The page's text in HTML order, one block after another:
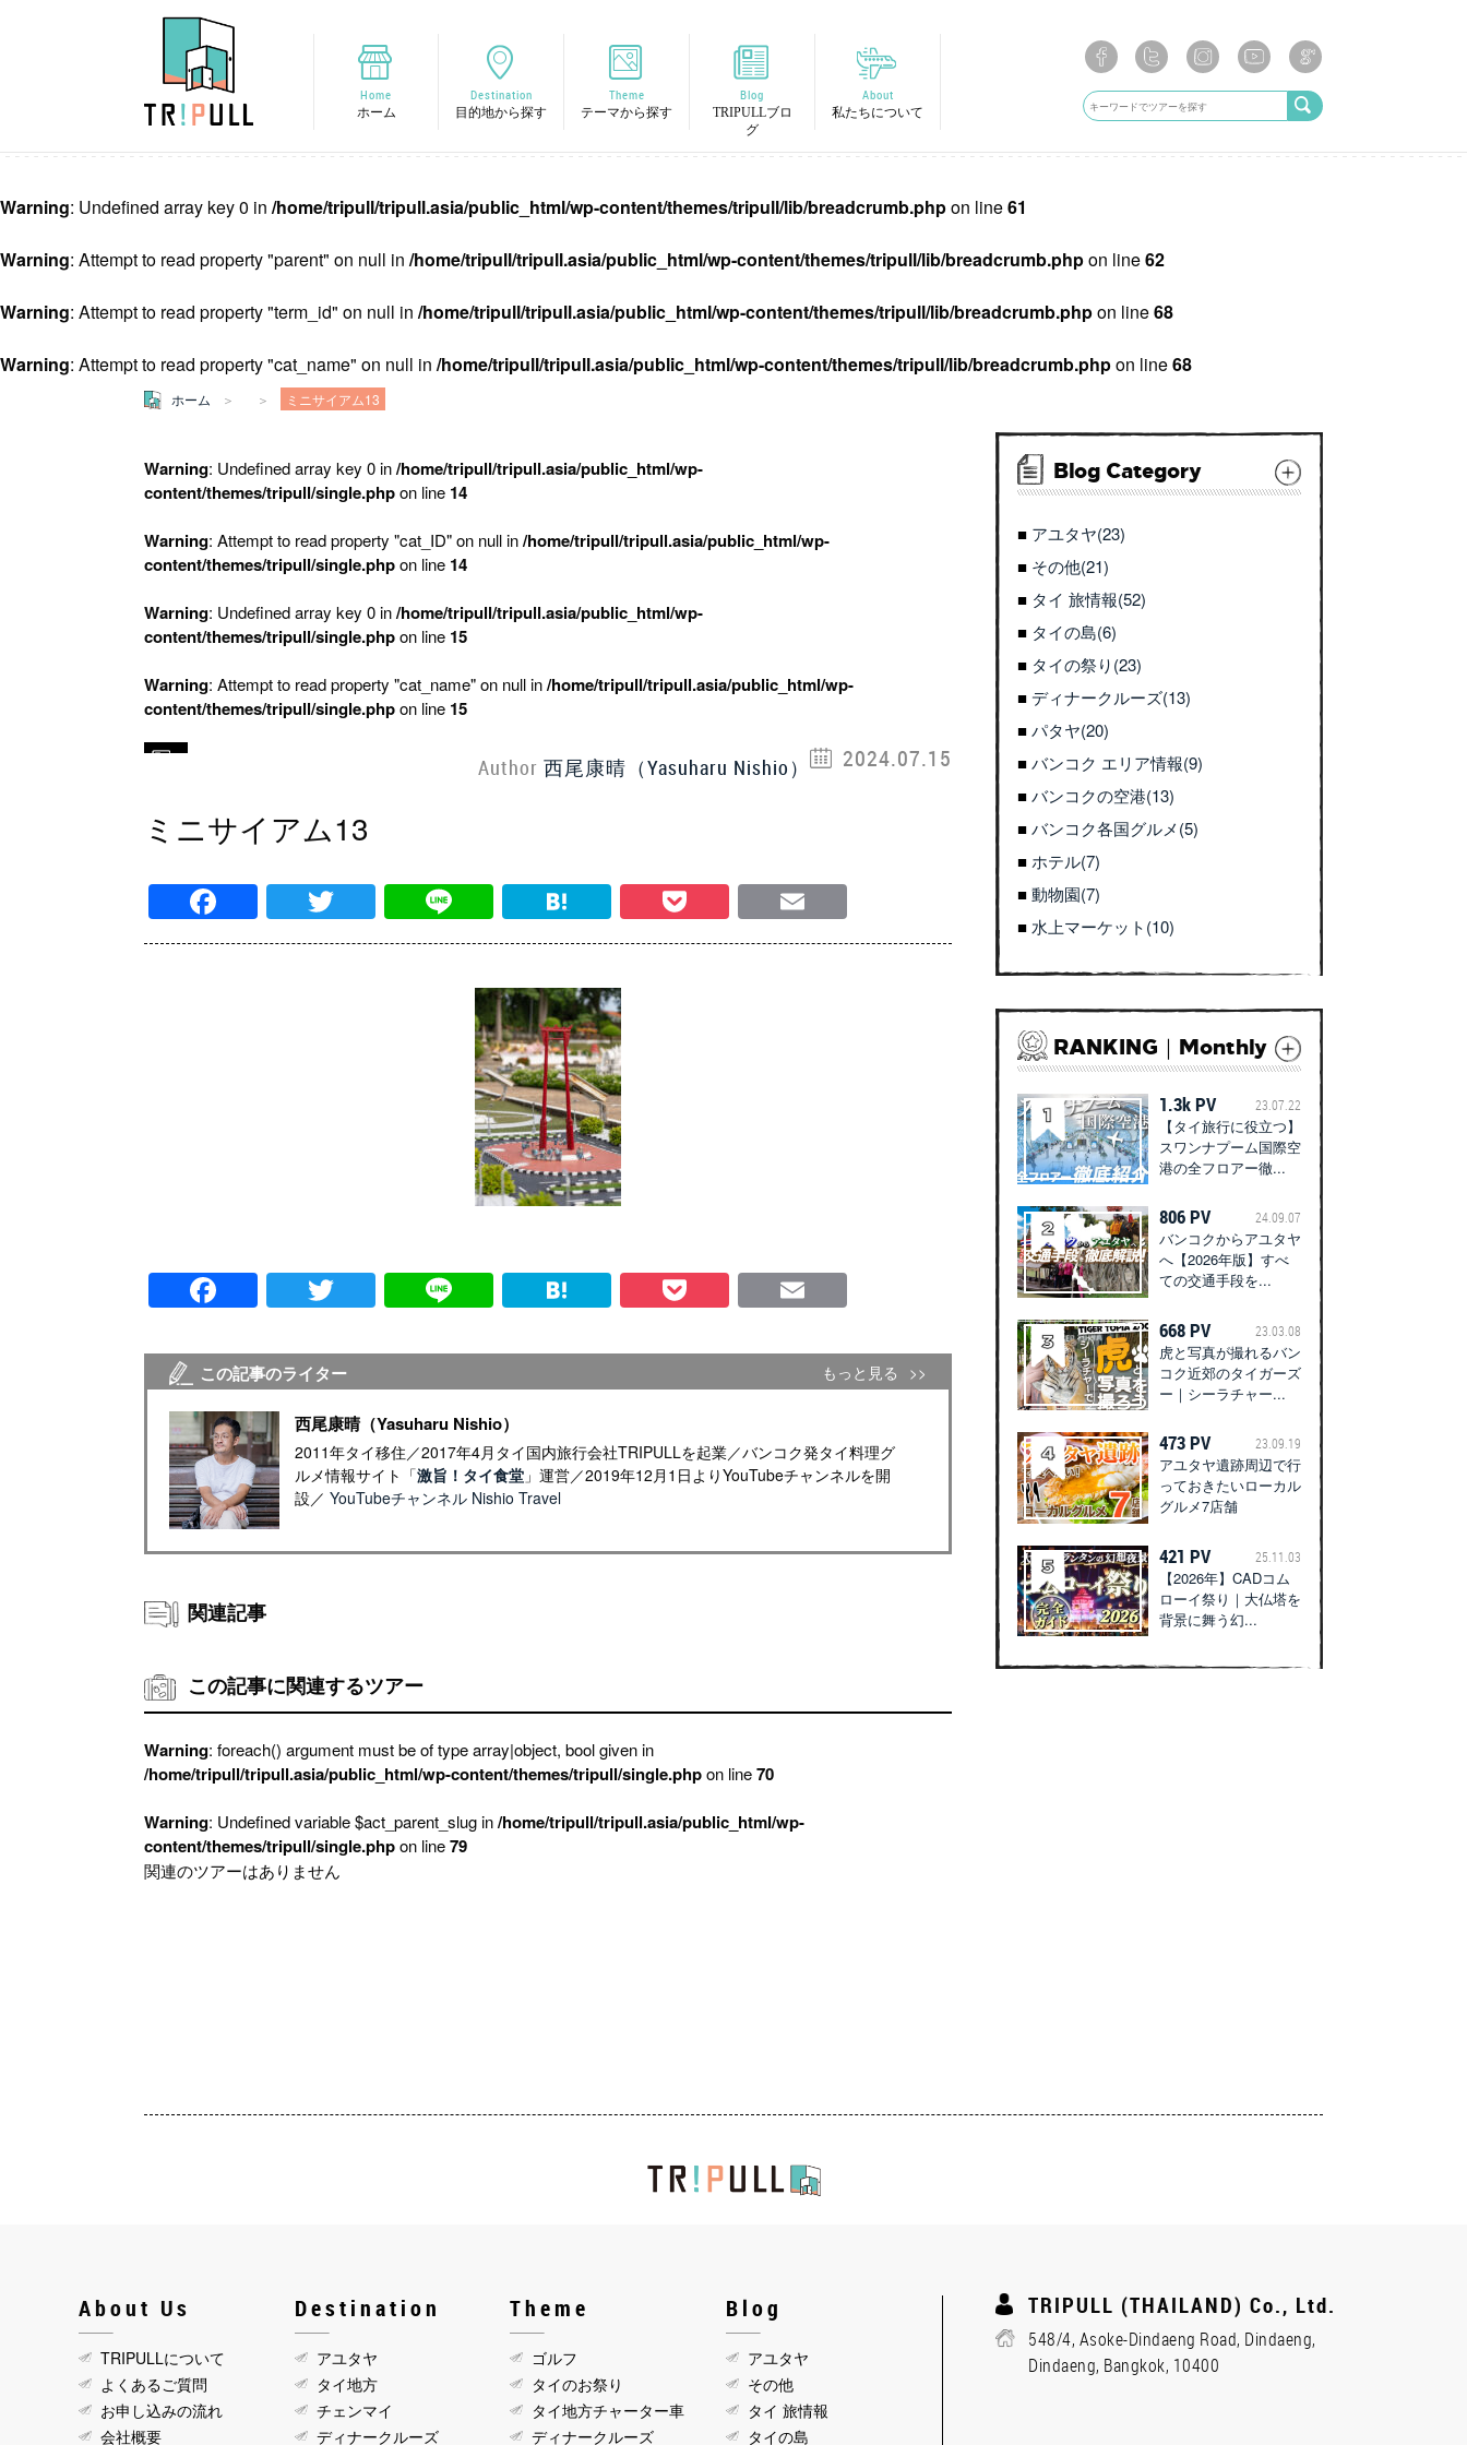
Home
ホーム
Destination
目的地から探す
Theme
テーマから探す
Blog
TRIPULLブロ
グ
About
私たちについて
Warning: Undefined array key 0 in /home/tripull/tripull.asia/public_html/wp-content/themes/tripull/lib/breadcrumb.phpon line61
Warning: Attempt to read property "parent" on null in /home/tripull/tripull.asia/public_html/wp-content/themes/tripull/lib/breadcrumb.phpon line62
Warning: Attempt to read property "term_id" on null in /home/tripull/tripull.asia/public_html/wp-content/themes/tripull/lib/breadcrumb.phpon line68
Warning: Attempt to read property "cat_name" on null in /home/tripull/tripull.asia/public_html/wp-content/themes/tripull/lib/breadcrumb.phpon line68
ホーム ミニサイアム13
Warning: Undefined array key 0 in/home/tripull/tripull.asia/public_html/wp-
content/themes/tripull/single.phpon line 14
Warning: Attempt to read property "cat_ID" on null in/home/tripull/tripull.asia/public_html/wp-
content/themes/tripull/single.phpon line 14
Warning: Undefined array key 0 in/home/tripull/tripull.asia/public_html/wp-
content/themes/tripull/single.phpon line 15
Warning: Attempt to read property "cat_name" on null in/home/tripull/tripull.asia/public_html/wp-
content/themes/tripull/single.phpon line 15
2024.07.15
Author 西尾康晴（Yasuharu Nishio）
ミニサイアム13
FacebookTwitter Line Hatena Pocket
FacebookTwitter Line Hatena Pocket
この記事のライター もっと見る
西尾康晴（Yasuharu Nishio）
2011年タイ移住／2017年4月タイ国内旅行会社TRIPULLを起業／バンコク発タイ料理グ
ルメ情報サイト「激旨！タイ食堂」運営／2019年12月1日よりYouTubeチャンネルを開
設／ YouTubeチャンネル Nishio Travel
関連記事
この記事に関連するツアー
Warning: foreach() argument must be of type array|object, bool given in
/home/tripull/tripull.asia/public_html/wp-content/themes/tripull/single.phpon line70
Warning: Undefined variable $act_parent_slug in/home/tripull/tripull.asia/public_html/wp-
content/themes/tripull/single.phpon line79
関連のツアーはありません
Blog Category
アユタヤ(23)
その他(21)
タイ 旅情報(52)
タイの島(6)
タイの祭り(23)
ディナークルーズ(13)
パタヤ(20)
バンコク エリア情報(9)
バンコクの空港(13)
バンコク各国グルメ(5)
ホテル(7)
動物園(7)
水上マーケット(10)
RANKING｜Monthly
1.3k PV 23.07.22
【タイ旅行に役立つ】
スワンナプーム国際空
港の全フロアー徹...
806 PV 24.09.07
バンコクからアユタヤ
へ【2026年版】すべ
ての交通手段を...
668 PV 23.03.08
虎と写真が撮れるバン
コク近郊のタイガーズ
ー｜シーラチャー...
473 PV 23.09.19
アユタヤ遺跡周辺で行
っておきたいローカル
グルメ7店舗
421 PV 25.11.03
【2026年】CADコム
ローイ祭り｜大仏塔を
背景に舞う幻...
About Us
TRIPULLについて
よくあるご質問
お申し込みの流れ
会社概要
Destination
アユタヤ
タイ地方
チェンマイ
ディナークルーズ
Theme
ゴルフ
タイのお祭り
タイ地方チャーター車
ディナークルーズ
Blog
アユタヤ
その他
タイ 旅情報
タイの島
TRIPULL (THAILAND) Co., Ltd.
548/4, Asoke-Dindaeng Road, Dindaeng,
Dindaeng, Bangkok, 10400